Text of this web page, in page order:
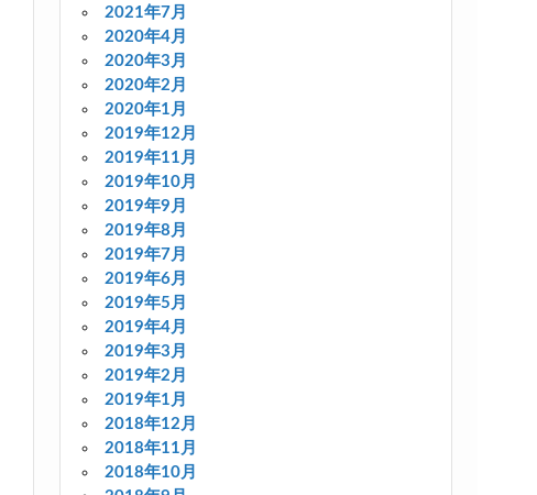
2021年7月
2020年4月
2020年3月
2020年2月
2020年1月
2019年12月
2019年11月
2019年10月
2019年9月
2019年8月
2019年7月
2019年6月
2019年5月
2019年4月
2019年3月
2019年2月
2019年1月
2018年12月
2018年11月
2018年10月